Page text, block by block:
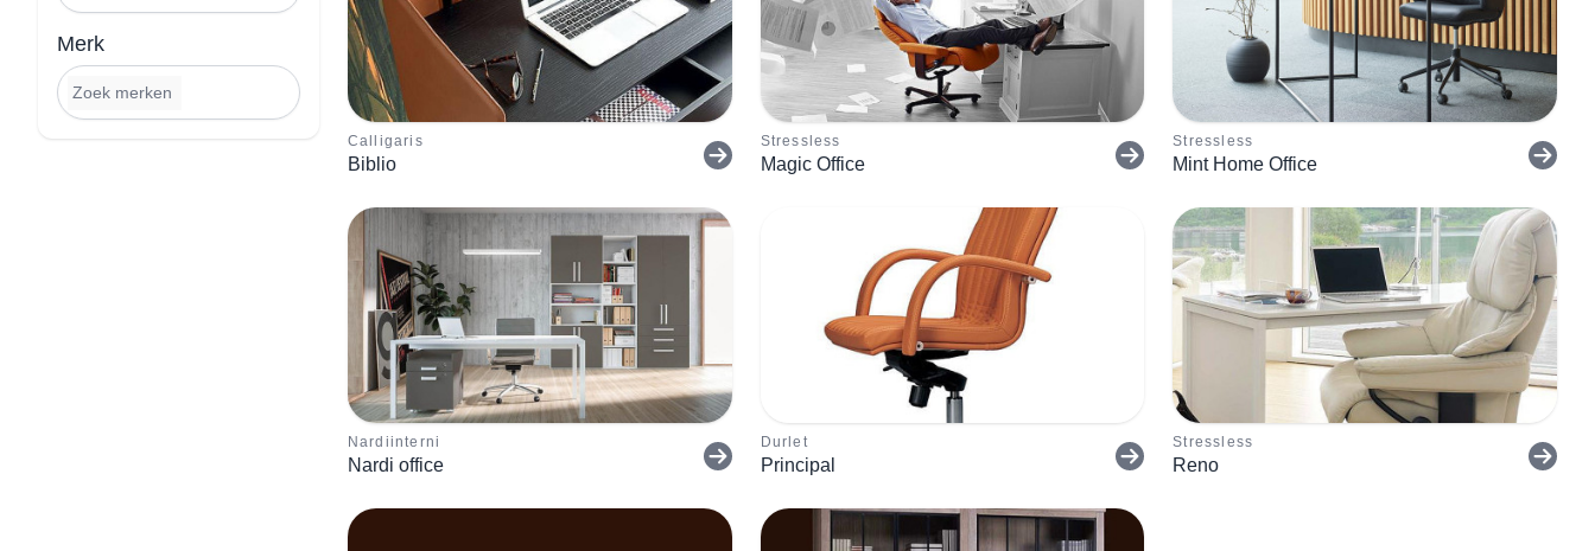
Merk
Calligaris
Biblio
Stressless
Magic Office
Stressless
Mint Home Office
Nardiinterni
Nardi office
Durlet
Principal
Stressless
Reno